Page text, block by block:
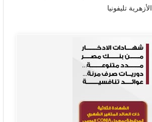
الأزهرية تليفونيا